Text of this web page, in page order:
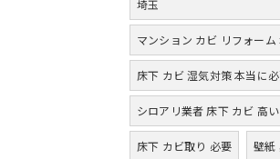
埼玉
マンション カビ リフォーム
床下 カビ 湿気対策 本当に
シロアリ業者 床下 カビ 高い
床下 カビ取り 必要 壁紙